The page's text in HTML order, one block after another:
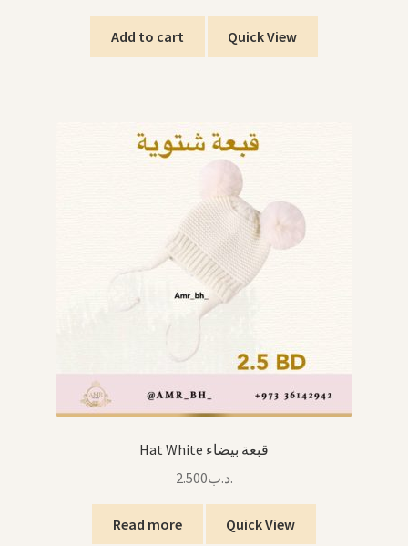
Add to cart Quick View
Hat White قبعة بيضاء
.د.ب2.500
Read more Quick View